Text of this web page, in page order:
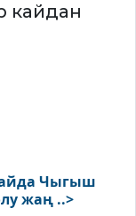
кайдан
айда Чыгыш
жаң ..>